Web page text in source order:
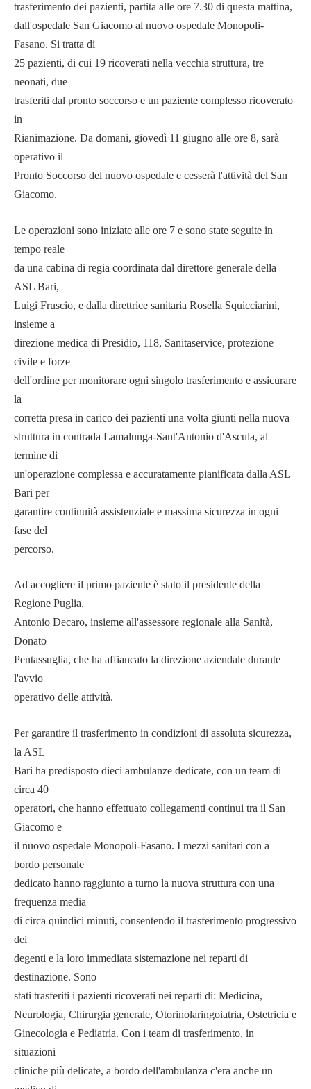
trasferimento dei pazienti, partita alle ore 7.30 di questa mattina,
dall'ospedale San Giacomo al nuovo ospedale Monopoli-
Fasano. Si tratta di
25 pazienti, di cui 19 ricoverati nella vecchia struttura, tre
neonati, due
trasferiti dal pronto soccorso e un paziente complesso ricoverato
in
Rianimazione. Da domani, giovedì 11 giugno alle ore 8, sarà
operativo il
Pronto Soccorso del nuovo ospedale e cesserà l'attività del San
Giacomo.
Le operazioni sono iniziate alle ore 7 e sono state seguite in
tempo reale
da una cabina di regia coordinata dal direttore generale della
ASL Bari,
Luigi Fruscio, e dalla direttrice sanitaria Rosella Squicciarini,
insieme a
direzione medica di Presidio, 118, Sanitaservice, protezione
civile e forze
dell'ordine per monitorare ogni singolo trasferimento e assicurare
la
corretta presa in carico dei pazienti una volta giunti nella nuova
struttura in contrada Lamalunga-Sant'Antonio d'Ascula, al
termine di
un'operazione complessa e accuratamente pianificata dalla ASL
Bari per
garantire continuità assistenziale e massima sicurezza in ogni
fase del
percorso.
Ad accogliere il primo paziente è stato il presidente della
Regione Puglia,
Antonio Decaro, insieme all'assessore regionale alla Sanità,
Donato
Pentassuglia, che ha affiancato la direzione aziendale durante
l'avvio
operativo delle attività.
Per garantire il trasferimento in condizioni di assoluta sicurezza,
la ASL
Bari ha predisposto dieci ambulanze dedicate, con un team di
circa 40
operatori, che hanno effettuato collegamenti continui tra il San
Giacomo e
il nuovo ospedale Monopoli-Fasano. I mezzi sanitari con a
bordo personale
dedicato hanno raggiunto a turno la nuova struttura con una
frequenza media
di circa quindici minuti, consentendo il trasferimento progressivo
dei
degenti e la loro immediata sistemazione nei reparti di
destinazione. Sono
stati trasferiti i pazienti ricoverati nei reparti di: Medicina,
Neurologia, Chirurgia generale, Otorinolaringoiatria, Ostetricia e
Ginecologia e Pediatria. Con i team di trasferimento, in
situazioni
cliniche più delicate, a bordo dell'ambulanza c'era anche un